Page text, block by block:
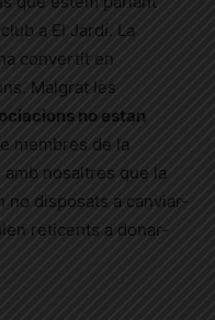
a El Jardí. La
convertit en
Malgrat les
no estan
membres de la
nosaltres que la
no disposats a canviar-
reticents a donar-